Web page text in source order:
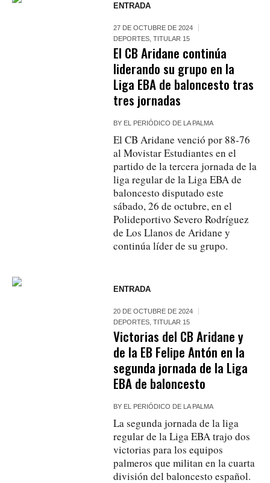
ENTRADA
27 DE OCTUBRE DE 2024
DEPORTES ,TITULAR 15
El CB Aridane continúa
liderando su grupo en la
Liga EBA de baloncesto tras
tres jornadas
BY EL PERIÓDICO DE LA PALMA
El CB Aridane venció por 88-76
al Movistar Estudiantes en el
partido de la tercera jornada de la
liga regular de la Liga EBA de
baloncesto disputado este
sábado, 26 de octubre, en el
Polideportivo Severo Rodríguez
de Los Llanos de Aridane y
continúa líder de su grupo.
ENTRADA
20 DE OCTUBRE DE 2024
DEPORTES ,TITULAR 15
Victorias del CB Aridane y
de la EB Felipe Antón en la
segunda jornada de la Liga
EBA de baloncesto
BY EL PERIÓDICO DE LA PALMA
La segunda jornada de la liga
regular de la Liga EBA trajo dos
victorias para los equipos
palmeros que militan en la cuarta
división del baloncesto español.